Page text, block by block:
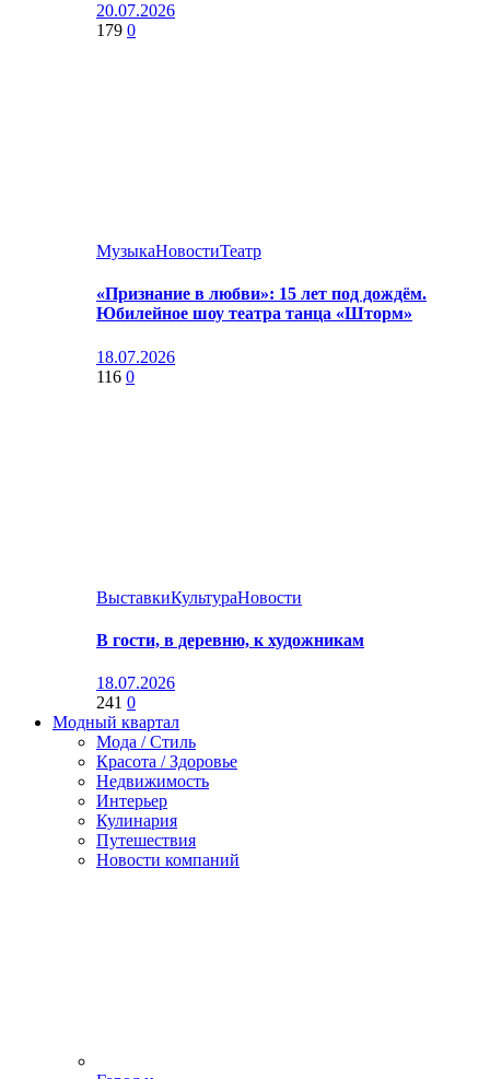
20.07.2026
179 0
МузыкаНовостиТеатр
«Признание в любви»: 15 лет под дождём.
Юбилейное шоу театра танца «Шторм»
18.07.2026
116 0
ВыставкиКультураНовости
В гости, в деревню, к художникам
18.07.2026
241 0
Модный квартал
Мода / Стиль
Красота / Здоровье
Недвижимость
Интерьер
Кулинария
Путешествия
Новости компаний